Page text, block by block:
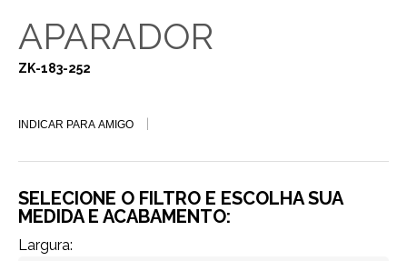
APARADOR
ZK-183-252
INDICAR PARA AMIGO
SELECIONE O FILTRO E ESCOLHA SUA
MEDIDA E ACABAMENTO:
Largura: